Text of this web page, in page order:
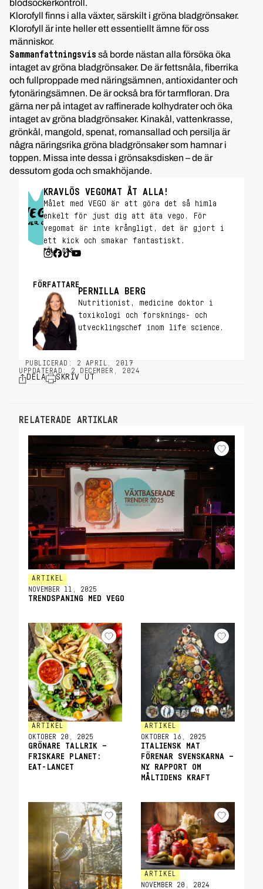
blodsockerkontroll.
Klorofyll finns i alla växter, särskilt i gröna bladgrönsaker.
Klorofyll är inte heller ett essentiellt ämne för oss
människor.
Sammanfattningsvis så borde nästan alla försöka öka
intaget av gröna bladgrönsaker. De är fettsnåla, fiberrika
och fullproppade med näringsämnen, antioxidanter och
fytonäringsämnen. De är också bra för tarmfloran. Dra
gärna ner på intaget av raffinerade kolhydrater och öka
intaget av gröna bladgrönsaker. Kinakål, vattenkrasse,
grönkål, mangold, spenat, romansallad och persilja är
några näringsrika gröna bladgrönsaker som hamnar i
toppen. Missa inte dessa i grönsaksdisken – de är
dessutom goda och smakhöjande.
KRAVLÖS VEGOMAT ÅT ALLA!
Målet med VEGO är att göra det så himla
enkelt för just dig att äta vego. För
vegomat är inte krångligt, det är gjort i
ett kick och smakar fantastiskt.
FÖLJ OSS
FÖRFATTARE
PERNILLA BERG
Nutritionist, medicine doktor i
toxikologi och forsknings- och
utvecklingschef inom life science.
PUBLICERAD: 2 APRIL, 2017
UPPDATERAD: 2 DECEMBER, 2024
DELA SKRIV UT
RELATERADE ARTIKLAR
ARTIKEL
NOVEMBER 11, 2025
TRENDSPANING MED VEGO
ARTIKEL
OKTOBER 20, 2025
GRÖNARE TALLRIK –
FRISKARE PLANET:
EAT-LANCET
ARTIKEL
OKTOBER 16, 2025
ITALIENSK MAT
FÖRENAR SVENSKARNA –
NY RAPPORT OM
MÅLTIDENS KRAFT
ARTIKEL
NOVEMBER 20, 2024